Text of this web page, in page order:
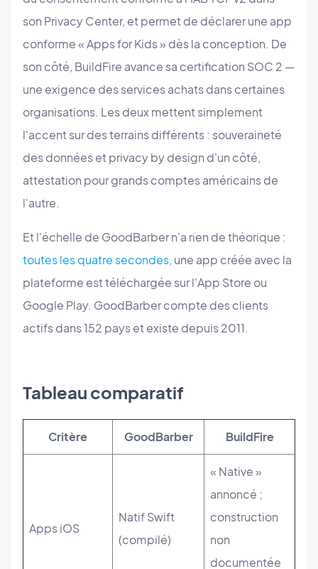
son Privacy Center, et permet de déclarer une app
conforme « Apps for Kids » dès la conception. De
son côté, BuildFire avance sa certification SOC 2 —
une exigence des services achats dans certaines
organisations. Les deux mettent simplement
l'accent sur des terrains différents : souveraineté
des données et privacy by design d'un côté,
attestation pour grands comptes américains de
l'autre.
Et l'échelle de GoodBarber n'a rien de théorique :
toutes les quatre secondes, une app créée avec la
plateforme est téléchargée sur l'App Store ou
Google Play. GoodBarber compte des clients
actifs dans 152 pays et existe depuis 2011.
Tableau comparatif
Critère GoodBarber BuildFire
Apps iOS
Natif Swift
(compilé)
« Native »
annoncé ;
construction
non
documentée